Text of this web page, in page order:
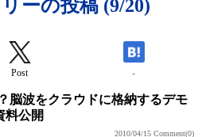
ーの投稿 (9/20)
Post -
脳波をクラウドに格納するデモ
料公開
2010/04/15 Comment(0)